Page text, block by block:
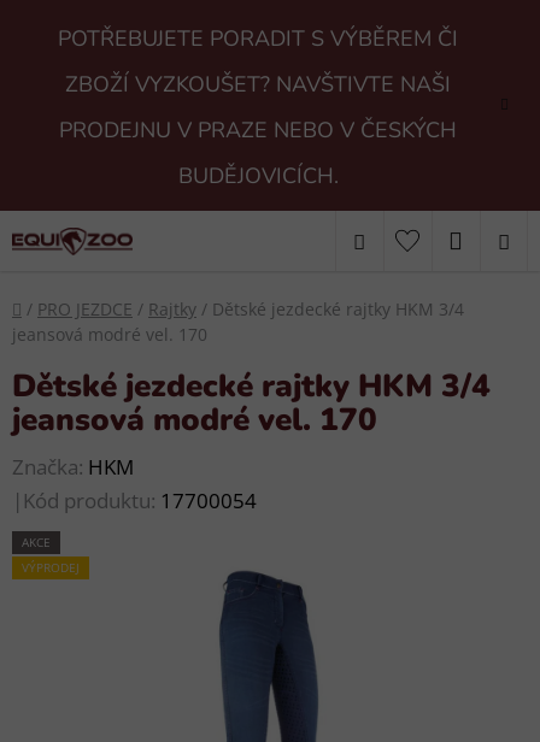
POTŘEBUJETE PORADIT S VÝBĚREM ČI
ZBOŽÍ VYZKOUŠET? NAVŠTIVTE NAŠI
PRODEJNU V PRAZE NEBO V ČESKÝCH
BUDĚJOVICÍCH.
Hledat
Domů
/ PRO JEZDCE / Rajtky / Dětské jezdecké rajtky HKM 3/4
jeansová modré vel. 170
Dětské jezdecké rajtky HKM 3/4
jeansová modré vel. 170
Značka: HKM
| Kód produktu: 17700054
AKCE
VÝPRODEJ